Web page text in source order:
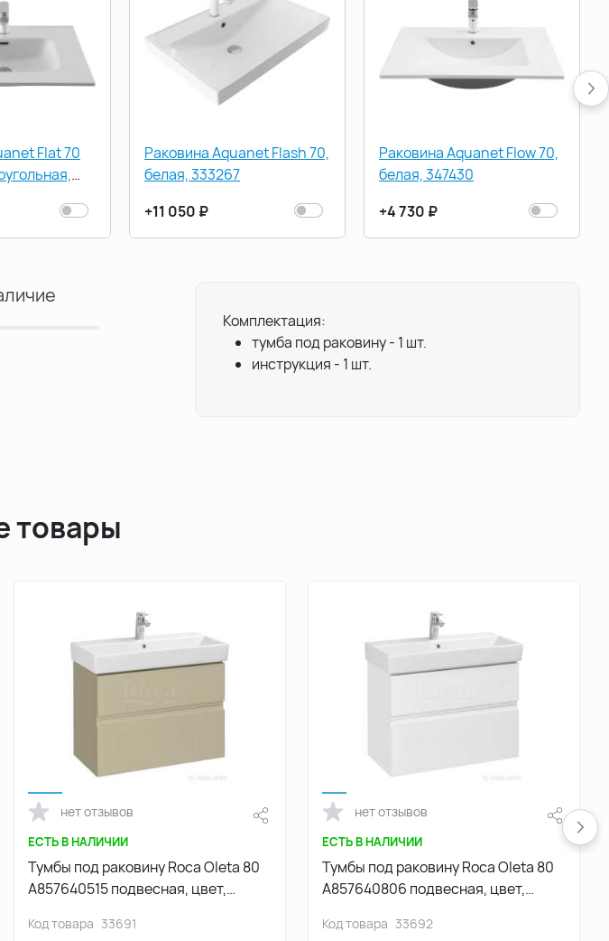
Flat 70
Раковина Aquanet Flash 70,
белая, 333267
+11 050 ₽
Раковина Aquanet Flow 70,
белая, 347430
+4 730 ₽
Комплектация:
тумба под раковину - 1 шт.
инструкция - 1 шт.
товары
нет отзывов
ЕСТЬ В НАЛИЧИИ
Тумбы под раковину Roca Oleta 80
A857640515 подвесная, цвет,
Код товара 33691
нет отзывов
ЕСТЬ В НАЛИЧИИ
Тумбы под раковину Roca Oleta 80
A857640806 подвесная, цвет,
Код товара 33692